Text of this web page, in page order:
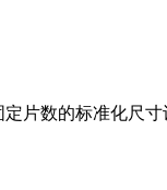
片数的标准化尺